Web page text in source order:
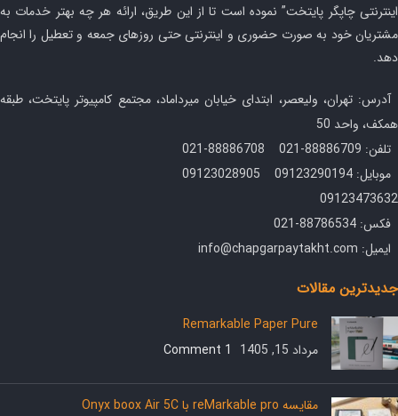
اینترنتی چاپگر پایتخت” نموده است تا از این طریق، ارائه هر چه بهتر خدمات به
مشتریان خود به صورت حضوری و اینترنتی حتی روزهای جمعه و تعطیل را انجام
دهد.
آدرس: تهران، ولیعصر، ابتدای خیابان میرداماد، مجتمع کامپیوتر پایتخت، طبقه
همکف، واحد 50
تلفن: 88886709-021 88886708-021
موبایل: 09123290194 09123028905
09123473632
فکس: 88786534-021
ایمیل: info@chapgarpaytakht.com
جدیدترین مقالات
Remarkable Paper Pure
مرداد 15, 1405
1 Comment
مقایسه reMarkable pro با Onyx boox Air 5C